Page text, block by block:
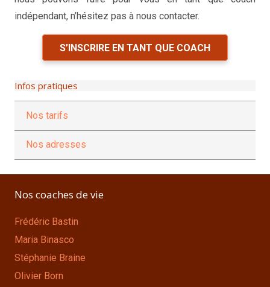
indépendant, n’hésitez pas à nous contacter.
S’INSCRIRE EN TANT QUE COACH
Infos pratiques
Nos tarifs
Nos adresses
Nos coaches de vie
Frédéric Bastin
Maria Binasco
Stéphanie Braine
Olivier Born